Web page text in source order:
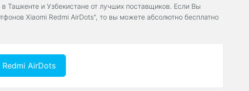
Ташкенте и Узбекистане от лучших поставщиков. Если Вы
Xiaomi Redmi AirDots", то вы можете абсолютно бесплатно
AirDots